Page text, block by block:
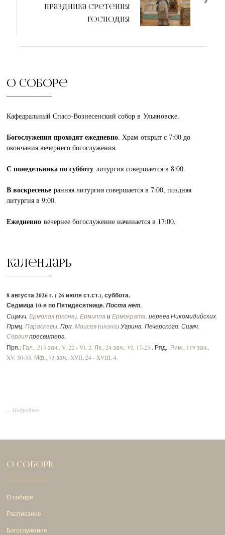
праздника Сретения
Господня
О соборе
Кафедральный Спасо-Вознесенский собор в Ульяновске.
Богослужения проходят ежедневно. Храм открыт с 7:00 до
окончания вечернего богослужения.
С понедельника по субботулитургия совершается в 8:00.
В воскресеньеранняя литургия совершается в 7:00, поздняя
литургия в 9:00.
Ежедневновечернее богослужение начинается в 17:00.
Календарь
8 августа 2026 г. ( 26 июля ст.ст.), суббота.
Седмица 10-я по Пятидесятнице.Поста нет.
Сщмчч.Ермолая (икона),Ермиппа иЕрмократа, иереев Никомидийских.
Прмц.Параскевы. Прп.Моисея (икона) Угрина, Печерского. Сщмч.
Сергия пресвитера.
Прп.: Гал., 213 зач., V, 22 - VI, 2. Лк., 24 зач., VI, 17-23 . Ряд.: Рим., 119 зач.,
XV, 30-33. Мф., 73 зач., XVII, 24 - XVIII, 4.
... Подробнее
О СОБОРЕ
О соборе
Расписание
Богослужения